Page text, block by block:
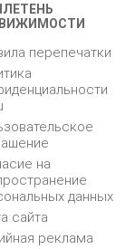
перепечатки
на
данных
сайта
реклама